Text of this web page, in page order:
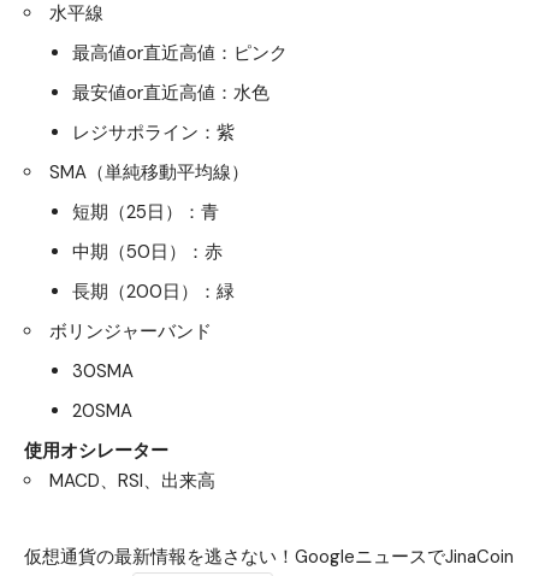
水平線
最高値or直近高値：ピンク
最安値or直近高値：水色
レジサポライン：紫
SMA（単純移動平均線）
短期（25日）：青
中期（50日）：赤
長期（200日）：緑
ボリンジャーバンド
30SMA
20SMA
使用オシレーター
MACD、RSI、出来高
仮想通貨の最新情報を逃さない！GoogleニュースでJinaCoin